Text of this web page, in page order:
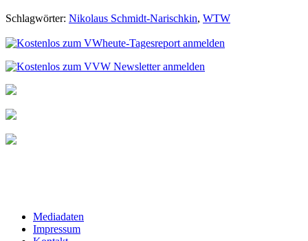
Schlagwörter: Nikolaus Schmidt-Narischkin, WTW
Mediadaten
Impressum